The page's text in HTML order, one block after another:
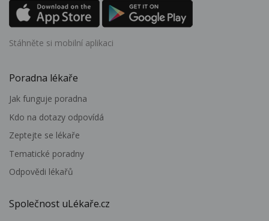
Stáhněte si mobilní aplikaci
Poradna lékaře
Jak funguje poradna
Kdo na dotazy odpovídá
Zeptejte se lékaře
Tematické poradny
Odpovědi lékařů
Společnost uLékaře.cz